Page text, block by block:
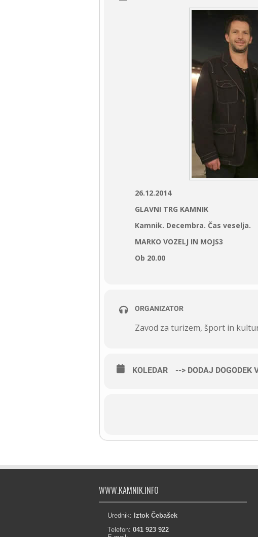
26.12.2014
GLAVNI TRG KAMNIK
Kamnik. Decembra. Čas veselja.
MARKO VOZELJ IN MOJS3
Ob 20.00
ORGANIZATOR
Zavod za turizem, šport in
KOLEDAR --> DODAJ DOGODEK
WWW.KAMNIK.INFO
Urednik: Iztok Čebašek
Telefon: 041 923 922